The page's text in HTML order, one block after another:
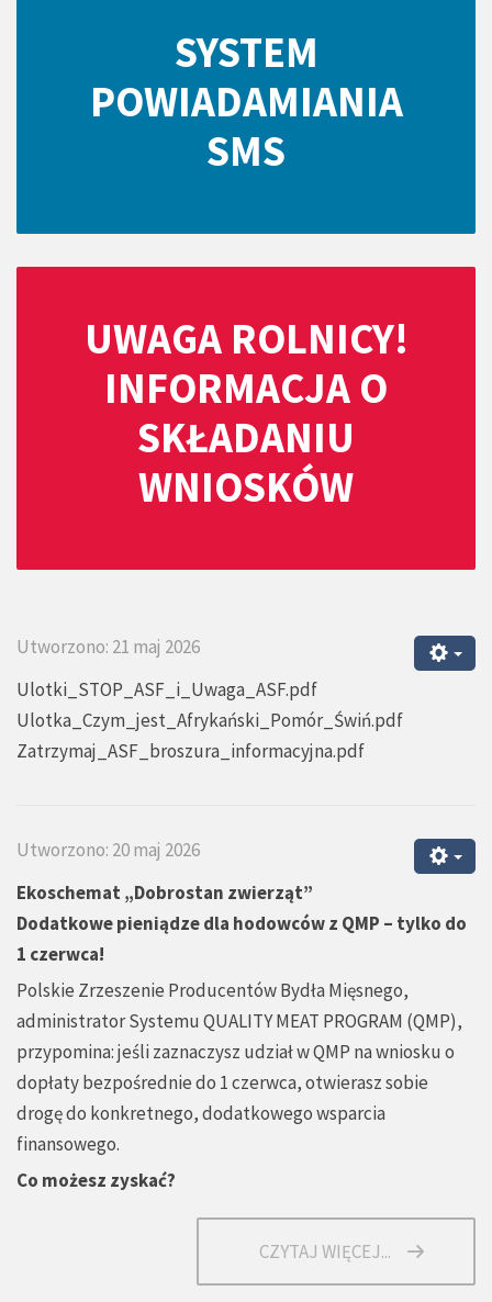
SYSTEM
POWIADAMIANIA
SMS
UWAGA ROLNICY!
INFORMACJA O
SKŁADANIU
WNIOSKÓW
Utworzono: 21 maj 2026
Ulotki_STOP_ASF_i_Uwaga_ASF.pdf
Ulotka_Czym_jest_Afrykański_Pomór_Świń.pdf
Zatrzymaj_ASF_broszura_informacyjna.pdf
Utworzono: 20 maj 2026
Ekoschemat „Dobrostan zwierząt”
Dodatkowe pieniądze dla hodowców z QMP – tylko do
1 czerwca!
Polskie Zrzeszenie Producentów Bydła Mięsnego,
administrator Systemu QUALITY MEAT PROGRAM (QMP),
przypomina: jeśli zaznaczysz udział w QMP na wniosku o
dopłaty bezpośrednie do 1 czerwca, otwierasz sobie
drogę do konkretnego, dodatkowego wsparcia
finansowego.
Co możesz zyskać?
CZYTAJ WIĘCEJ...